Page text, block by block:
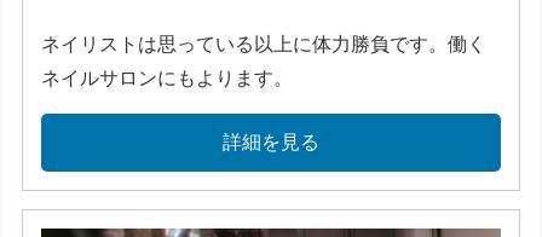
ネイリストは思っている以上に体力勝負です。働く
ネイルサロンにもよります。
詳細を見る